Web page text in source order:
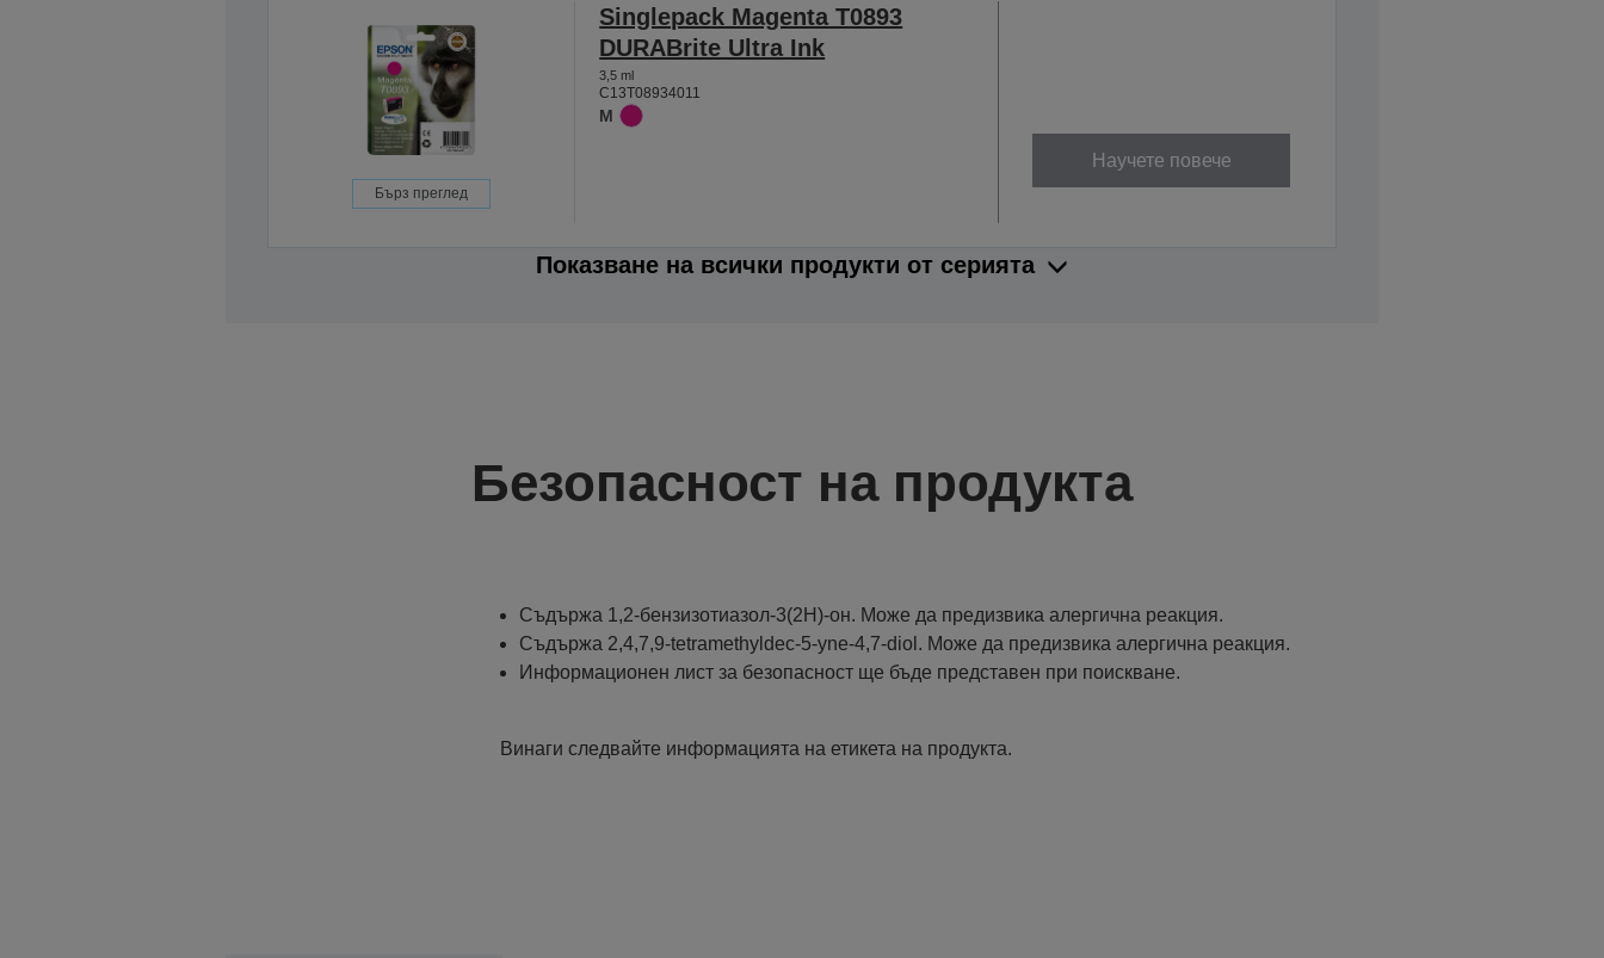
Бърз преглед
Singlepack Magenta T0893
DURABrite Ultra Ink
3,5 ml
C13T08934011
M
Научете повече
Показване на всички продукти от серията
Безопасност на продукта
Съдържа 1,2-бензизотиазол-3(2H)-oн. Може да предизвика алергична реакция.
Съдържа 2,4,7,9-tetramethyldec-5-yne-4,7-diol. Може да предизвика алергична реакция.
Информационен лист за безопасност ще бъде представен при поискване.
Винаги следвайте информацията на етикета на продукта.